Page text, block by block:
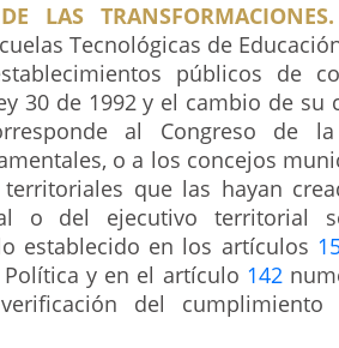
LAS TRANSFORMACIONES.
Tecnológicas de
públicos de
30 de 1992 y el cambio de su
al Congreso de
o a los concejos
que las hayan
o del ejecutivo territorial
establecido en los artículos
y en el artículo 142
del